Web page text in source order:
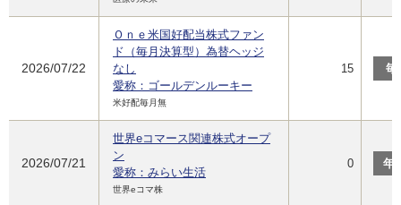
2026/07/22
Ｏｎｅ米国好配当株式ファン
ド（毎月決算型）為替ヘッジ
なし
愛称：ゴールデンルーキー
米好配毎月無
15 毎
2026/07/21
世界eコマース関連株式オープ
ン
愛称：みらい生活
世界eコマ株
0 年